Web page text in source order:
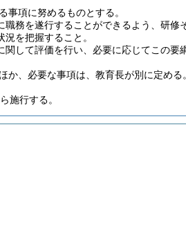
事項に努めるものとする。
務を遂行することができるよう、研修
を把握すること。
して評価を行い、必要に応じてこの要
か、必要な事項は、教育長が別に定める。
施行する。